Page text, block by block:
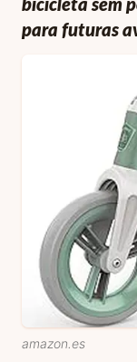
bicicleta sem
para futuras
amazon.es